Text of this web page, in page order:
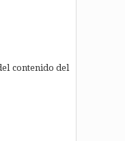
contenido del